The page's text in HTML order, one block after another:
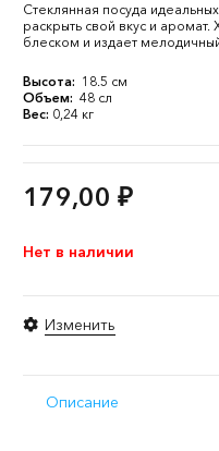
Стеклянная посуда
раскрыть свой вкус и аромат.
блеском и издает
Высота: 18.5 см
Объем: 48 сл
Вес: 0,24 кг
179,00 ₽
Нет в наличии
Изменить
Описание